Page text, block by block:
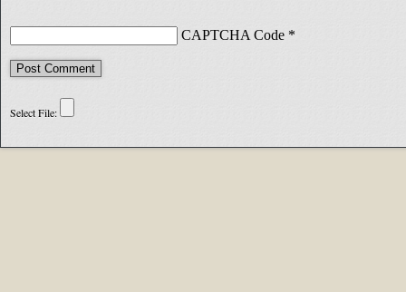
CAPTCHA Code *